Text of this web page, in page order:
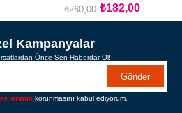
₺182,00
₺260,00
SEPETE EKLE
Kampanyalar
Önce Sen Haberdar Ol!
Gönder
korunmasını kabul ediyorum.